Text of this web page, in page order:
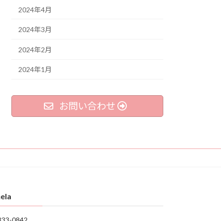
2024年4月
2024年3月
2024年2月
2024年1月
お問い合わせ